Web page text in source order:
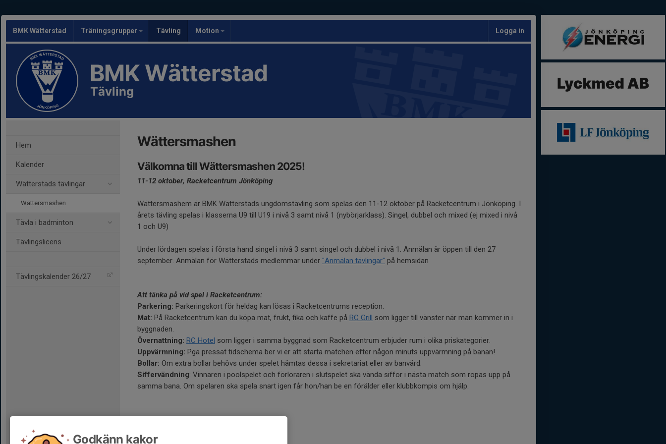
BMK Wätterstad Träningsgrupper Tävling Motion Logga in
BMK Wätterstad
Tävling
Hem
Kalender
Wätterstads tävlingar
Wättersmashen
Tävla i badminton
Tävlingslicens
Tävlingskalender 26/27
Wättersmashen
Välkomna till Wättersmashen 2025!
11-12 oktober, Racketcentrum Jönköping
Wättersmashem är BMK Wätterstads ungdomstävling som spelas den 11-12 oktober på Racketcentrum i Jönköping. I
årets tävling spelas i klasserna U9 till U19 i nivå 3 samt nivå 1 (nybörjarklass). Singel, dubbel och mixed (ej mixed i nivå
1 och U9)
Under lördagen spelas i första hand singel i nivå 3 samt singel och dubbel i nivå 1. Anmälan är öppen till den 27
september. Anmälan för Wätterstads medlemmar under "Anmälan tävlingar" på hemsidan
Att tänka på vid spel i Racketcentrum:
Parkering: Parkeringskort för heldag kan lösas i Racketcentrums reception.
Mat: På Racketcentrum kan du köpa mat, frukt, fika och kaffe på RC Grill som ligger till vänster när man kommer in i
byggnaden.
Övernattning: RC Hotel som ligger i samma byggnad som Racketcentrum erbjuder rum i olika priskategorier.
Uppvärmning: Pga pressat tidschema ber vi er att starta matchen efter någon minuts uppvärmning på banan!
Bollar: Om extra bollar behövs under spelet hämtas dessa i sekretariat eller av banvärd.
Siffervändning: Vinnaren i poolspelet och förloraren i slutspelet ska vända siffor i nästa match som ropas upp på
samma bana. Om spelaren ska spela snart igen får hon/han be en förälder eller klubbkompis om hjälp.
Godkänn kakor